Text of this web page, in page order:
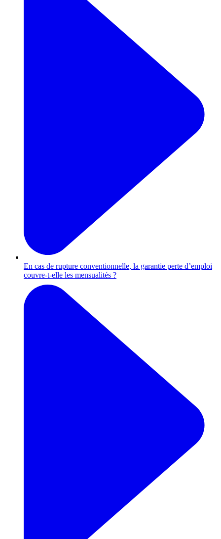
En cas de rupture conventionnelle, la garantie perte d’emploi
couvre-t-elle les mensualités ?